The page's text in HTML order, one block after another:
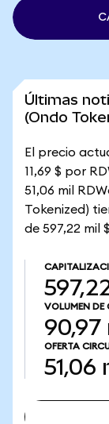
Últimas
(Ondo
El precio
11,69 $ por
51,06 mil
Tokenized)
de 597,22 mil
VOLUMEN DE
90,97
OFERTA
51,06